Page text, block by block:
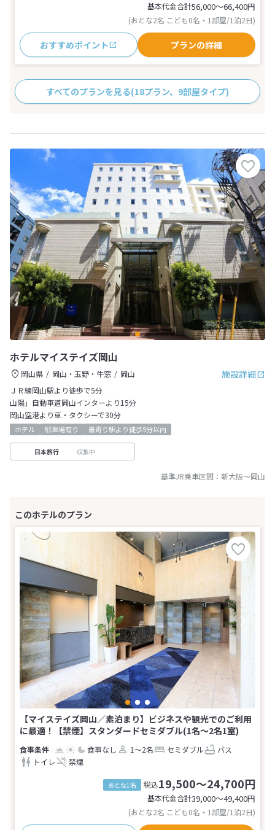
基本代金合計56,000〜66,400円
(おとな2名 こども0名・1部屋/1泊2日)
おすすめポイント プランの詳細
すべてのプランを見る(18プラン、9部屋タイプ)
ホテルマイステイズ岡山
施設詳細
岡山県 岡山・玉野・牛窓
岡山
ＪＲ線岡山駅より徒歩で5分
山陽」自動車道岡山インターより15分
岡山空港より車・タクシーで30分
ホテル 駐車場有り 最寄り駅より徒歩5分以内
日本旅行 収集中
基準JR乗車区間： 新大阪～岡山
【マイステイズ岡山／素泊まり】ビジネスや観光でのご利用
に最適！【禁煙】スタンダードセミダブル(1名～2名1室)
食事なし 1～2名 セミダブル
バス
トイレ
禁煙
おとな1名 税込19,500～24,700円
基本代金合計39,000〜49,400円
(おとな2名 こども0名・1部屋/1泊2日)